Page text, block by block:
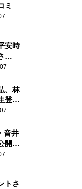
ミ
安時
ス
、林
登
音井
開収
トさ